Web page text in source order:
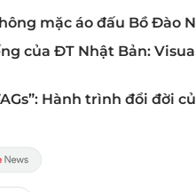
mặc áo đấu Bồ Đào
của ĐT Nhật Bản:
Hành trình đổi đời